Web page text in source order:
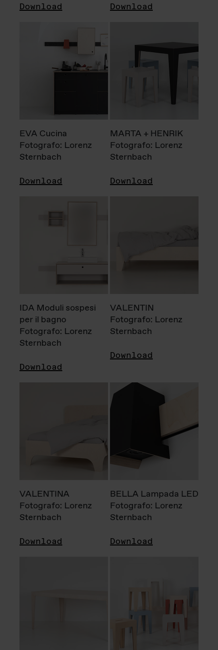
Download Download
EVA Cucina
Fotografo: Lorenz
Sternbach
Download
MARTA + HENRIK
Fotografo: Lorenz
Sternbach
Download
IDA Moduli sospesi
per il bagno
Fotografo: Lorenz
Sternbach
Download
VALENTIN
Fotografo: Lorenz
Sternbach
Download
VALENTINA
Fotografo: Lorenz
Sternbach
Download
BELLA Lampada LED
Fotografo: Lorenz
Sternbach
Download